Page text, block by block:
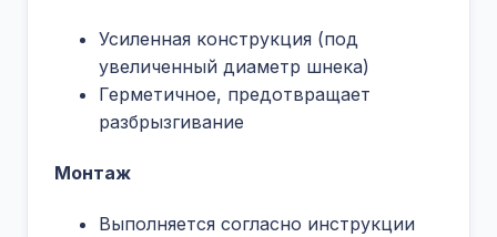
Усиленная конструкция (под
увеличенный диаметр шнека)
Герметичное, предотвращает
разбрызгивание
Монтаж
Выполняется согласно инструкции